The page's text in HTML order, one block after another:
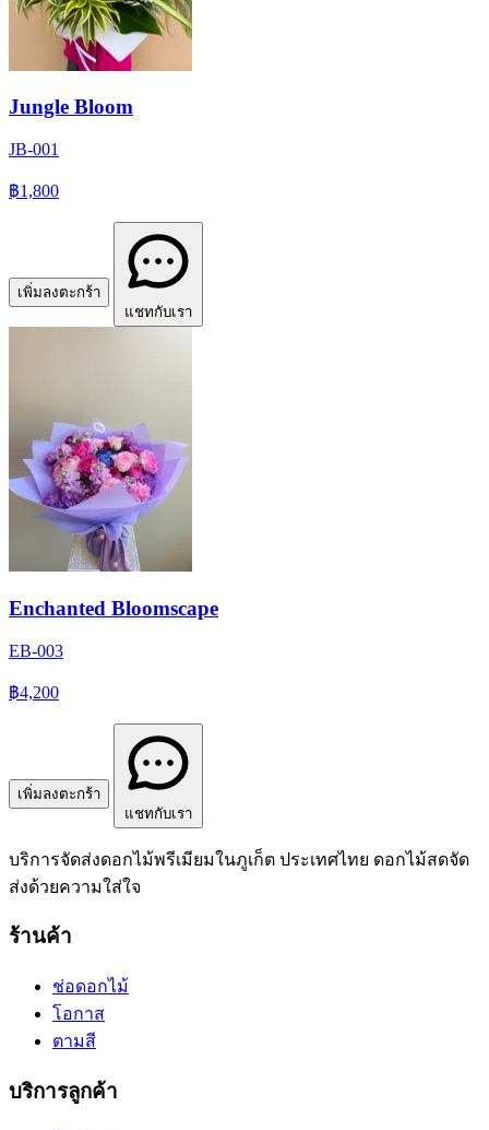
Jungle Bloom
JB-001
฿1,800
เพิ่มลงตะกร้า
แชทกับเรา
Enchanted Bloomscape
EB-003
฿4,200
เพิ่มลงตะกร้า
แชทกับเรา
บริการจัดส่งดอกไม้พรีเมียมในภูเก็ต ประเทศไทย ดอกไม้สดจัด
ส่งด้วยความใส่ใจ
ร้านค้า
ช่อดอกไม้
โอกาส
ตามสี
บริการลูกค้า